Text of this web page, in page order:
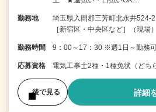
勤務地
埼玉県入間郡三芳町北永井524-
［新宿区・中央区など］（現
勤務時間 9：00～17：30 ※週1日～勤務
応募資格 電気工事士2種・1種免状（どち
後で見る 詳細